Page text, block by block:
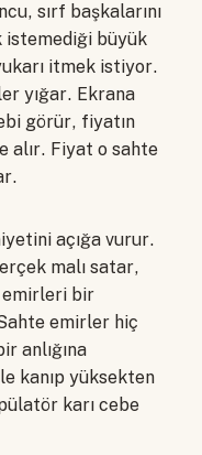
sırf başkalarını
istemediği büyük
itmek istiyor.
yığar. Ekrana
görür, fiyatın
alır. Fiyat o sahte
açığa vurur.
malı satar,
emirleri bir
emirler hiç
anlığına
kanıp yüksekten
karı cebe